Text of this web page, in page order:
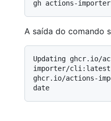
A saída do comando
Updating ghcr.io/
importer/
ghcr.io/actions-